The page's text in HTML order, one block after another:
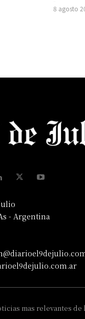
8 agosto
- Argentina
mas relevantes de